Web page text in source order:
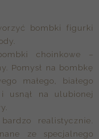
bombki figurki
choinkowe –
Pomysł na bombkę
małego, białego
usnął na ulubionej
realistycznie.
ze specjalnego